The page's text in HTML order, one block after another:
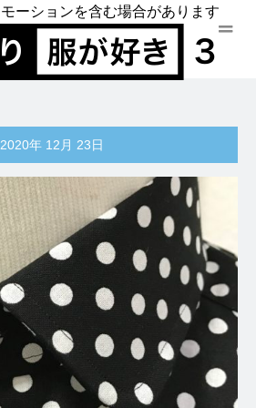
ーションを含む場合があります
2020年 12月 23日